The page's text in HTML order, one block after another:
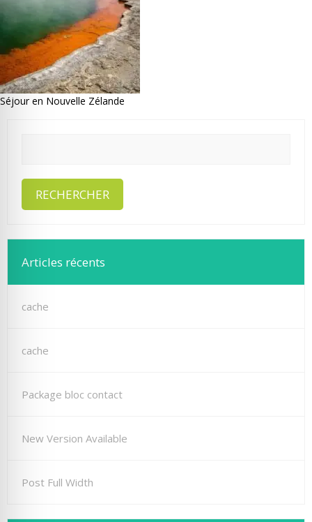
Séjour en Nouvelle Zélande
Articles récents
cache
cache
Package bloc contact
New Version Available
Post Full Width